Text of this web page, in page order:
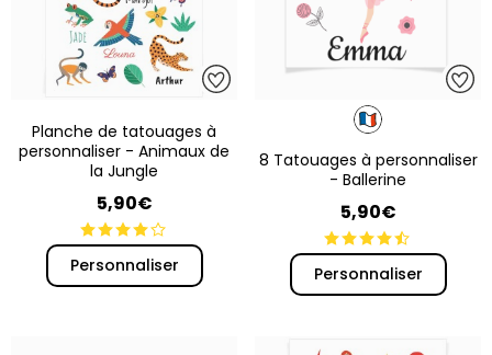
Planche de tatouages à
personnaliser - Animaux de
la Jungle
5,90€
Personnaliser
8 Tatouages à personnaliser
- Ballerine
5,90€
Personnaliser